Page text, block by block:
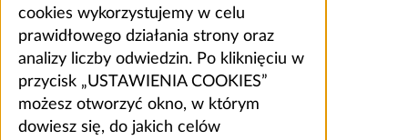
cookies wykorzystujemy w celu
prawidłowego działania strony oraz
analizy liczby odwiedzin. Po kliknięciu w
przycisk „USTAWIENIA COOKIES”
możesz otworzyć okno, w którym
dowiesz się, do jakich celów